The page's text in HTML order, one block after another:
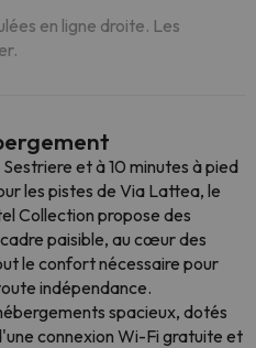
en ligne droite. Les
et à 10 minutes à pied
les pistes de Via Lattea, le
Collection propose des
paisible, au cœur des
le confort nécessaire pour
indépendance.
spacieux, dotés
connexion Wi-Fi gratuite et